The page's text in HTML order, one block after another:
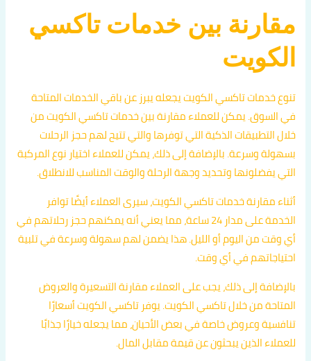
مقارنة بين خدمات تاكسي
الكويت
تنوع خدمات تاكسي الكويت يجعله يبرز عن باقي الخدمات المتاحة
في السوق. يمكن للعملاء مقارنة بين خدمات تاكسي الكويت من
خلال التطبيقات الذكية التي توفرها والتي تتيح لهم حجز الرحلات
بسهولة وسرعة. بالإضافة إلى ذلك، يمكن للعملاء اختيار نوع المركبة
التي يفضلونها وتحديد وجهة الرحلة والوقت المناسب للانطلاق.
أثناء مقارنة خدمات تاكسي الكويت، سيرى العملاء أيضًا توافر
الخدمة على مدار 24 ساعة، مما يعني أنه يمكنهم حجز رحلاتهم في
أي وقت من اليوم أو الليل. هذا يضمن لهم سهولة وسرعة في تلبية
احتياجاتهم في أي وقت.
بالإضافة إلى ذلك، يجب على العملاء مقارنة التسعيرة والعروض
المتاحة من خلال تاكسي الكويت. يوفر تاكسي الكويت أسعارًا
تنافسية وعروض خاصة في بعض الأحيان، مما يجعله خيارًا جذابًا
للعملاء الذين يبحثون عن قيمة مقابل المال.